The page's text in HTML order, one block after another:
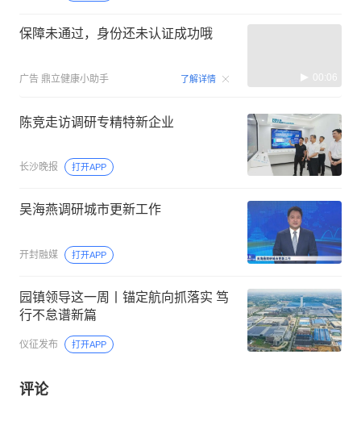
保障未通过，身份还未认证成功哦
广告 鼎立健康小助手 了解详情 00:06
陈竞走访调研专精特新企业
长沙晚报 打开APP
吴海燕调研城市更新工作
开封融媒 打开APP
园镇领导这一周丨锚定航向抓落实 笃
行不怠谱新篇
仪征发布 打开APP
评论